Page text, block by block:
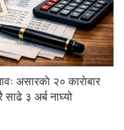
असारकाे २० काराेबार
३ अर्ब नाघ्यो